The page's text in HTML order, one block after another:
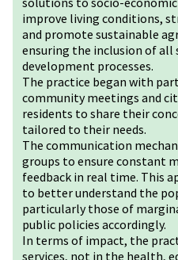
improve living conditions,
and promote sustainable
ensuring the inclusion of all
development processes.
The practice began with
community meetings and
residents to share their
tailored to their needs.
The communication
groups to ensure constant
feedback in real time. This
to better understand the
particularly those of
public policies accordingly.
In terms of impact, the
services, not in the health,